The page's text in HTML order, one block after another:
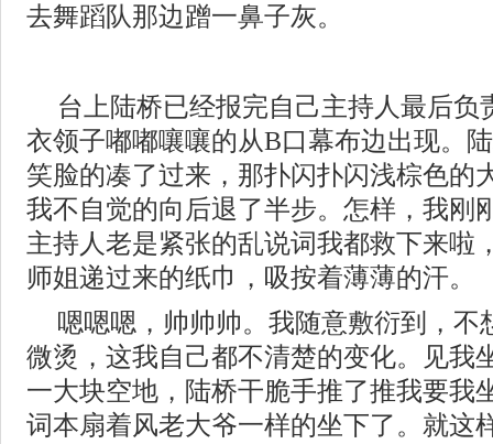
去舞蹈队那边蹭一鼻子灰。
台上陆桥已经报完自己主持人最后负
衣领子嘟嘟嚷嚷的从B口幕布边出现。
笑脸的凑了过来，那扑闪扑闪浅棕色的
我不自觉的向后退了半步。怎样，我刚
主持人老是紧张的乱说词我都救下来啦
师姐递过来的纸巾，吸按着薄薄的汗。
嗯嗯嗯，帅帅帅。我随意敷衍到，不
微烫，这我自己都不清楚的变化。见我
一大块空地，陆桥干脆手推了推我要我
词本扇着风老大爷一样的坐下了。就这